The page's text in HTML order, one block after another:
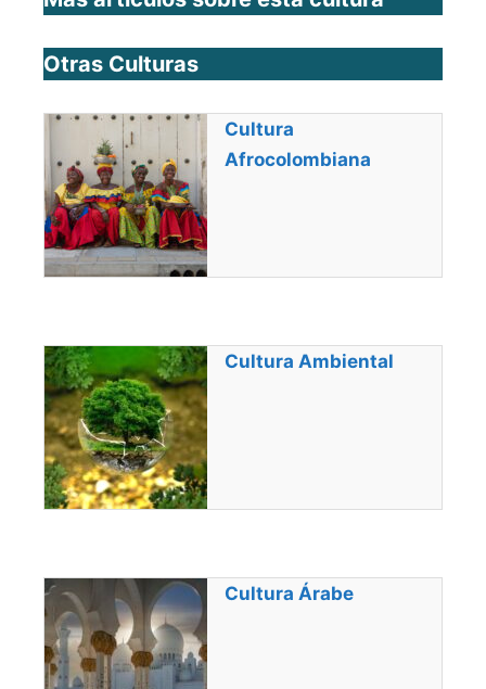
Otras Culturas
Cultura
Afrocolombiana
Cultura Ambiental
Cultura Árabe